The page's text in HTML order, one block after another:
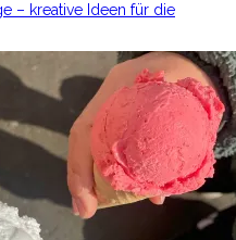
– kreative Ideen für die